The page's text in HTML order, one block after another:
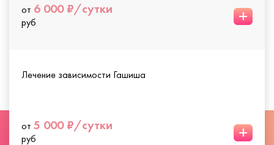
от 6 000 ₽/сутки
руб +
Лечение зависимости Гашиша
от 5 000 ₽/сутки
руб +